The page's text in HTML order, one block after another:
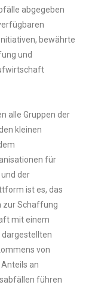
abgegeben
bewährte
und
alle Gruppen der
kleinen
für
der
ist es, das
zur Schaffung
mit einem
von
an
führen